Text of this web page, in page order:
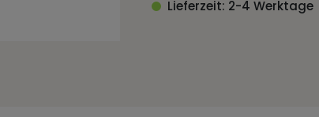
Lieferzeit: 2-4 Werktage